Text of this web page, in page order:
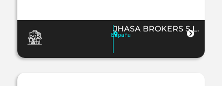
JHASA BROKERS S.L.
España